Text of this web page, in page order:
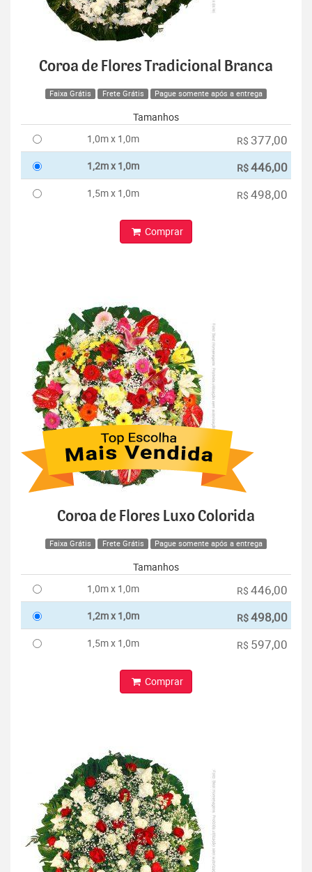
Coroa de Flores Tradicional Branca
Faixa Grátis Frete Grátis Pague somente após a entrega
Tamanhos
1,0m x 1,0m
R$ 377,00
1,2m x 1,0m R$446,00
1,5m x 1,0m R$ 498,00
Comprar
Coroa de Flores Luxo Colorida
Faixa Grátis Frete Grátis Pague somente após a entrega
Tamanhos
1,0m x 1,0m
R$ 446,00
1,2m x 1,0m R$498,00
1,5m x 1,0m R$ 597,00
Comprar